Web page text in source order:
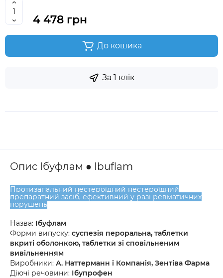
4 478 грн
До кошика
За 1 клік
Опис Ібуфлам ● Ibuflam
Протизапальний нестероїдний нестероїдний
препаратний засіб, ефективний у разі ревматичних
порушень
Назва: Ібуфлам
Форми випуску: суспезія пероральна, таблетки
вкриті оболонкою, таблетки зі сповільненим
вивільненням
Виробники: А. Наттерманн і Компанія, Зентіва Фарма
Діючі речовини: Ібупрофен